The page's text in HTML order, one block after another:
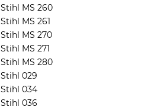
Stihl MS 260
Stihl MS 261
Stihl MS 270
Stihl MS 271
Stihl MS 280
Stihl 029
Stihl 034
Stihl 036